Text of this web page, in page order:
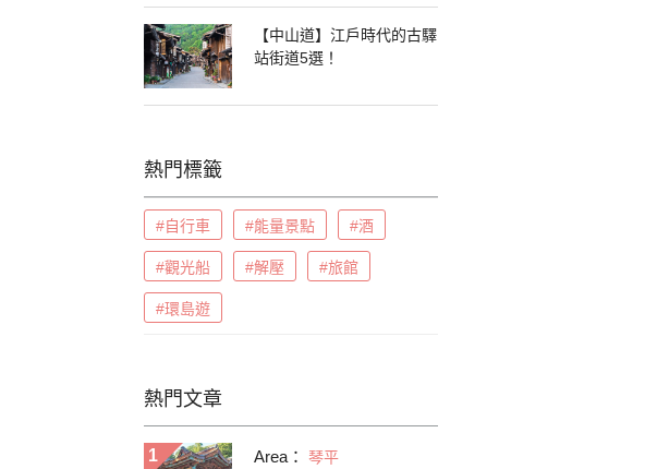
【中山道】江戶時代的古驛
站街道5選！
熱門標籤
#自行車 #能量景點 #酒
#觀光船 #解壓 #旅館
#環島遊
熱門文章
Area：
琴平